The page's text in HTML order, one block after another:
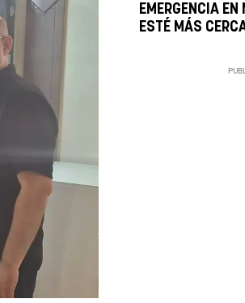
EMERGENCIA
ESTÉ MÁS